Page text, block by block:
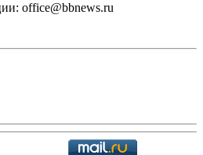
office@bbnews.ru